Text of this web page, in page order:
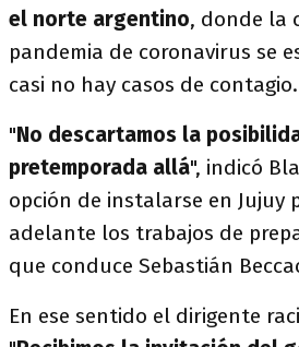
el norte argentino, donde la
pandemia de coronavirus se
casi no hay casos de contagio.
"No descartamos la
pretemporada allá", indicó
opción de instalarse en Jujuy
adelante los trabajos de
que conduce Sebastián
En ese sentido el dirigente